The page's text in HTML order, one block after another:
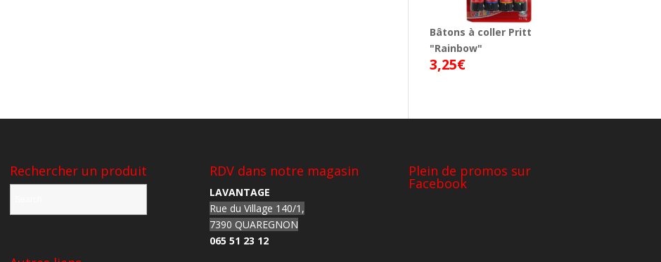
Bâtons à coller Pritt
"Rainbow"
3,25€
Rechercher un produit RDV dans notre magasin
LAVANTAGE
Rue du Village 140/1,
7390 QUAREGNON
065 51 23 12
Plein de promos sur
Facebook